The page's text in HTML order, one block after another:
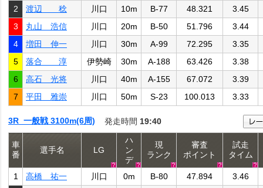
2
渡辺 稔 川口 10m B-77 48.321
3.45
3
丸山 浩信 川口 20m B-50 51.796
3.44
4
増田 伸一 川口 30m A-99 72.295
3.35
5
落合 淳 伊勢崎 30m A-188 63.426
3.38
6
高石 光将 川口 40m A-155 67.072
3.39
7
平田 雅崇 川口 50m S-23 100.013 3.33
3R 一般戦 3100m(6周) 発走時間 19:40
車
番
選手名 LG
ハ
ン
デ
現
ランク
審査
ポイント
試走
タイム
1 高橋 祐一 川口 0m B-80 47.894
3.46